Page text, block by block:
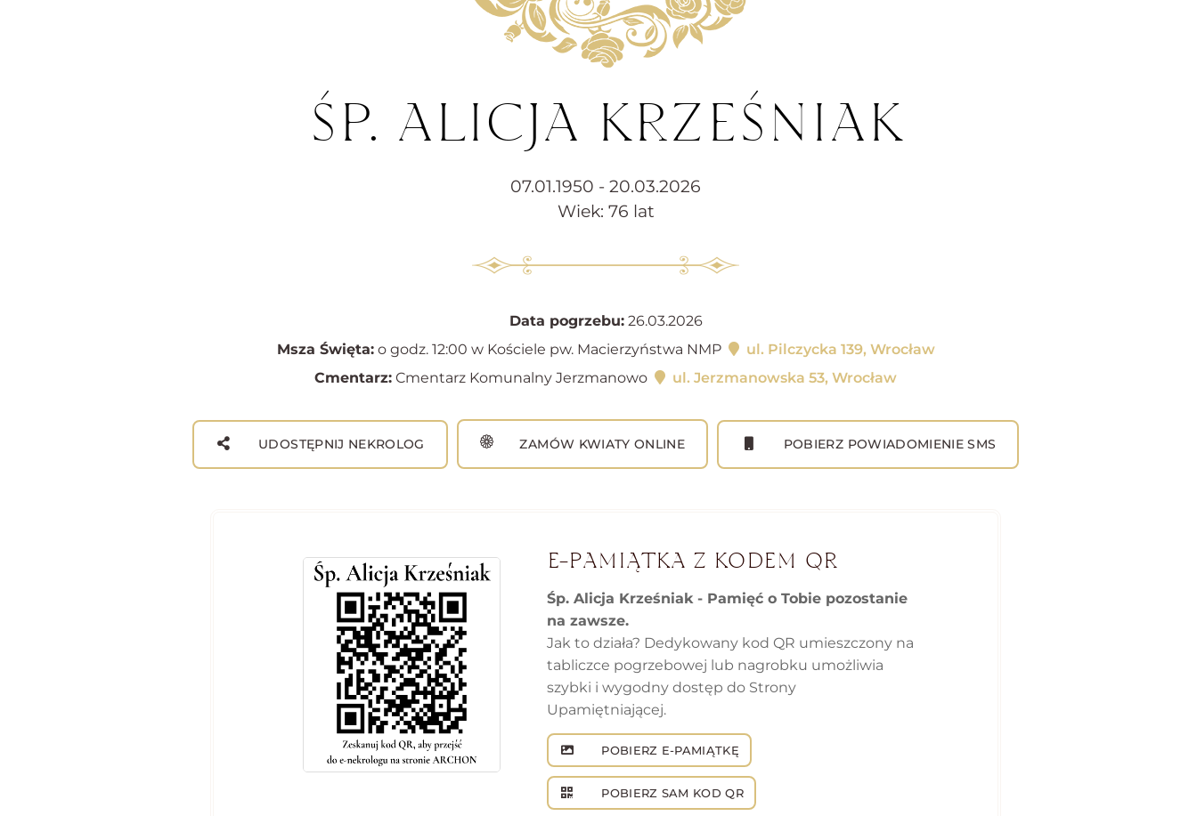
ŚP. ALICJA KRZEŚNIAK
07.01.1950 - 20.03.2026
Wiek: 76 lat
Data pogrzebu:26.03.2026
Msza Święta:o godz. 12:00 w Kościele pw. Macierzyństwa NMP
ul. Pilczycka 139, Wrocław
Cmentarz: Cmentarz Komunalny Jerzmanowo ul. Jerzmanowska 53, Wrocław
UDOSTĘPNIJ NEKROLOG ZAMÓW KWIATY ONLINE POBIERZ POWIADOMIENIE SMS
E-PAMIĄTKA Z KODEM QR
Śp. Alicja Krześniak - Pamięć o Tobie pozostanie
na zawsze.
Jak to działa? Dedykowany kod QR umieszczony na
tabliczce pogrzebowej lub nagrobku umożliwia
szybki i wygodny dostęp do Strony
Upamiętniającej.
POBIERZ E-PAMIĄTKĘ
POBIERZ SAM KOD QR